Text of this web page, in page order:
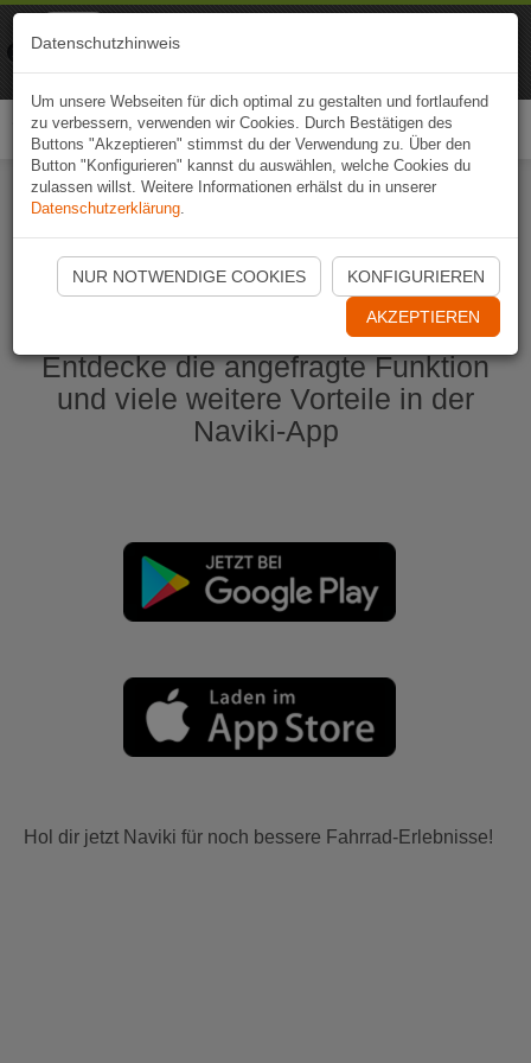
Naviki App jetzt öffnen
Entdecke die angefragte Funktion
und viele weitere Vorteile in der
Naviki-App
Hol dir jetzt Naviki für noch bessere Fahrrad-Erlebnisse!
Datenschutzhinweis
Um unsere Webseiten für dich optimal zu gestalten und fortlaufend
zu verbessern, verwenden wir Cookies. Durch Bestätigen des
Buttons "Akzeptieren" stimmst du der Verwendung zu. Über den
Button "Konfigurieren" kannst du auswählen, welche Cookies du
zulassen willst. Weitere Informationen erhälst du in unserer
Datenschutzerklärung.
NUR NOTWENDIGE COOKIES KONFIGURIEREN
AKZEPTIEREN
Naviki